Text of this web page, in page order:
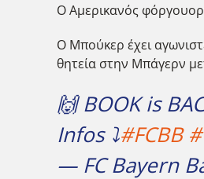
Ο Αμερικανός
Ο Μπούκερ έχει
θητεία στην Μπάγερν
🙌 BOOK is
Infos ⤵️#FCBB
— FC Bayern